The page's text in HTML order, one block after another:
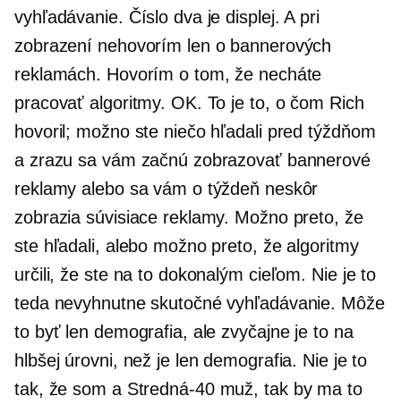
vyhľadávanie. Číslo dva je displej. A pri
zobrazení nehovorím len o bannerových
reklamách. Hovorím o tom, že necháte
pracovať algoritmy. OK. To je to, o čom Rich
hovoril; možno ste niečo hľadali pred týždňom
a zrazu sa vám začnú zobrazovať bannerové
reklamy alebo sa vám o týždeň neskôr
zobrazia súvisiace reklamy. Možno preto, že
ste hľadali, alebo možno preto, že algoritmy
určili, že ste na to dokonalým cieľom. Nie je to
teda nevyhnutne skutočné vyhľadávanie. Môže
to byť len demografia, ale zvyčajne je to na
hlbšej úrovni, než je len demografia. Nie je to
tak, že som a Stredná-40muž, tak by ma to